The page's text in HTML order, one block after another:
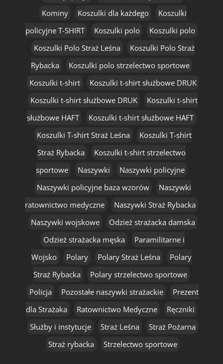
Kominy
Koszulki dla każdego
Koszulki
policyjne T-SHIRT
Koszulki polo
Koszulki polo
Koszulki Polo Straż Leśna
Koszulki Polo Straż
Rybacka
Koszulki polo strzelectwo sportowe
Koszulki t-shirt
Koszulki t-shirt służbowe DRUK
Koszulki t-shirt służbowe DRUK
Koszulki t-shirt
służbowe HAFT
Koszulki t-shirt służbowe HAFT
Koszulki T-shirt Straż Leśna
Koszulki T-shirt
Straż Rybacka
Koszulki t-shirt strzelectwo
sportowe
Naszywki
Naszywki policyjne
Naszywki policyjne baza wzorów
Naszywki
ratownictwo medyczne
Naszywki Straż Rybacka
Naszywki wojskowe
Odzież strażacka damska
Odzież strażacka męska
Paramilitarne i
Wojsko
Polary Polary Straż Leśna
Polary
Straż Rybacka
Polary strzelectwo sportowe
Policja
Pozostałe naszywki strażackie
Prezent
dla Strażaka
Ratownictwo Medyczne
Ręczniki
Służby i instytucje
Straż Leśna
Straż Pożarna
Straż rybacka
Strzelectwo sportowe